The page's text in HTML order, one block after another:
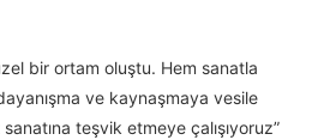
bir ortam oluştu. Hem sanatla
ve kaynaşmaya vesile
teşvik etmeye çalışıyoruz”